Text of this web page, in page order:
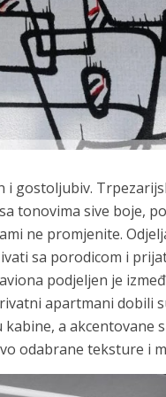
i gostoljubiv.
tonovima sive boje,
ne promjenite.
sa porodicom i
podjeljen je
apartmani dobili
a akcentovane
odabrane teksture i